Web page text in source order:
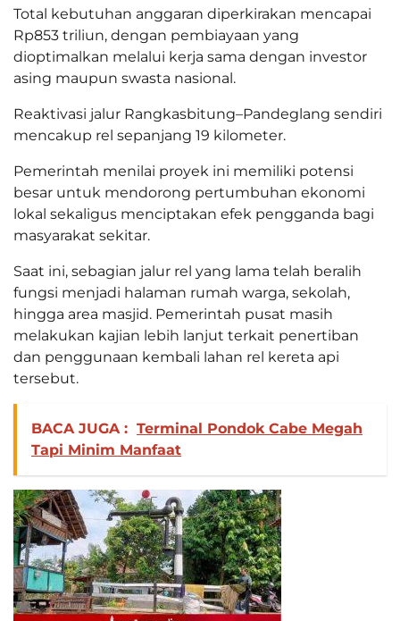
Total kebutuhan anggaran diperkirakan mencapai
Rp853 triliun, dengan pembiayaan yang
dioptimalkan melalui kerja sama dengan investor
asing maupun swasta nasional.
Reaktivasi jalur Rangkasbitung–Pandeglang sendiri
mencakup rel sepanjang 19 kilometer.
Pemerintah menilai proyek ini memiliki potensi
besar untuk mendorong pertumbuhan ekonomi
lokal sekaligus menciptakan efek pengganda bagi
masyarakat sekitar.
Saat ini, sebagian jalur rel yang lama telah beralih
fungsi menjadi halaman rumah warga, sekolah,
hingga area masjid. Pemerintah pusat masih
melakukan kajian lebih lanjut terkait penertiban
dan penggunaan kembali lahan rel kereta api
tersebut.
BACA JUGA : Terminal Pondok Cabe Megah
Tapi Minim Manfaat